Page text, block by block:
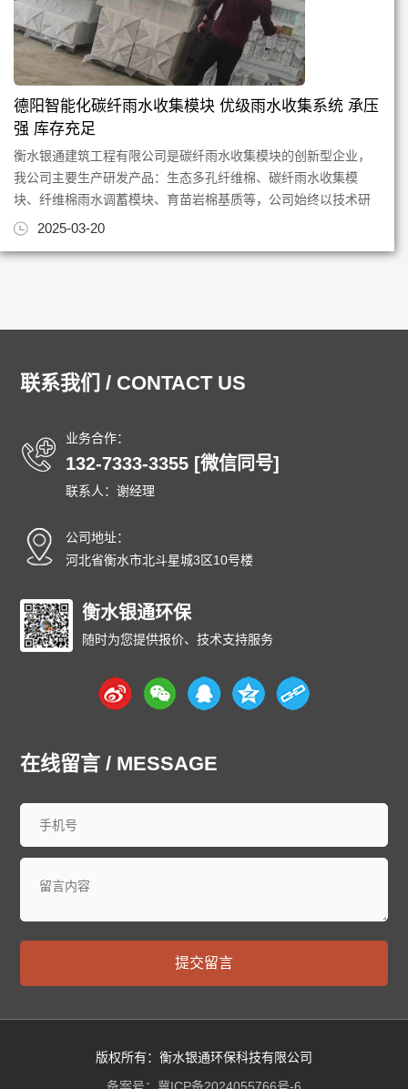
德阳智能化碳纤雨水收集模块 优级雨水收集系统 承压
强 库存充足
衡水银通建筑工程有限公司是碳纤雨水收集模块的创新型企业，
我公司主要生产研发产品：生态多孔纤维棉、碳纤雨水收集模
块、纤维棉雨水调蓄模块、育苗岩棉基质等，公司始终以技术研
发创新为根，质量为本，专注...
2025-03-20
联系我们 / CONTACT US
业务合作：
132-7333-3355 [微信同号]
联系人：谢经理
公司地址：
河北省衡水市北斗星城3区10号楼
衡水银通环保
随时为您提供报价、技术支持服务
在线留言 / MESSAGE
提交留言
版权所有：衡水银通环保科技有限公司